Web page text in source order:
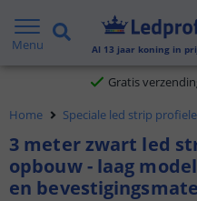
Menu Al 13 jaar koning in
2
Gratis
Voor 23:45 uur
Home Speciale led strip
3 meter zwart led
opbouw - laag
en